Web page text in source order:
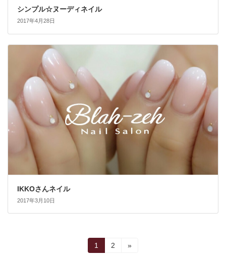
シンプル☆ヌーディネイル
2017年4月28日
IKKOさんネイル
2017年3月10日
固
定
1
固
2 »